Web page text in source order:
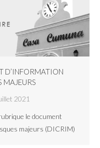
D’INFORMATION
MAJEURS
2021
le document
majeurs (DICRIM)